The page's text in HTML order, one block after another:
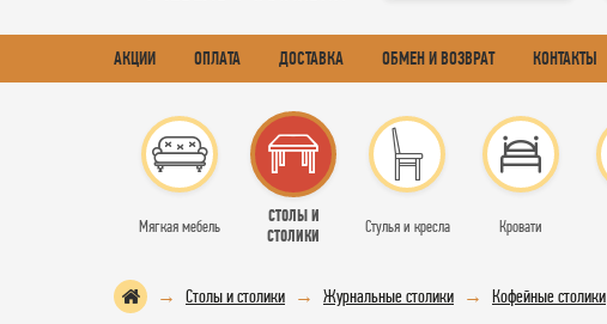
АКЦИИ ОПЛАТА ДОСТАВКА ОБМЕН И ВОЗВРАТ КОНТАКТЫ
Мягкая мебель
СТОЛЫ И
СТОЛИКИ
Стулья и кресла Кровати
Столы и столики Журнальные столики Кофейные столики